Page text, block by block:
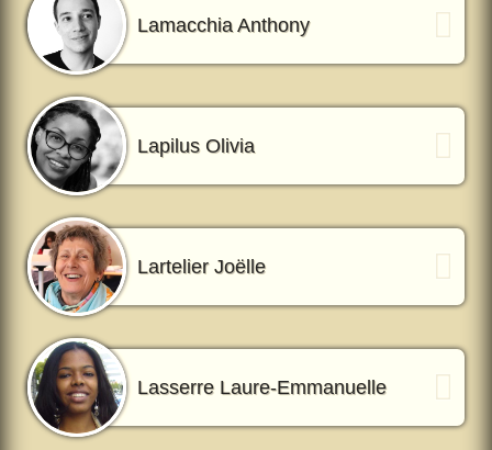
Lamacchia Anthony
Lapilus Olivia
Lartelier Joëlle
Lasserre Laure-Emmanuelle